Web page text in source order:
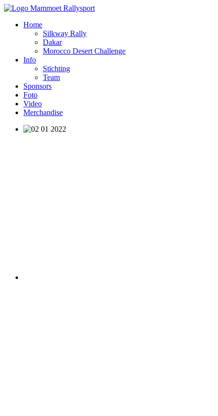
Home
Silkway Rally
Dakar
Morocco Desert Challenge
Info
Stichting
Team
Sponsors
Foto
Video
Merchandise